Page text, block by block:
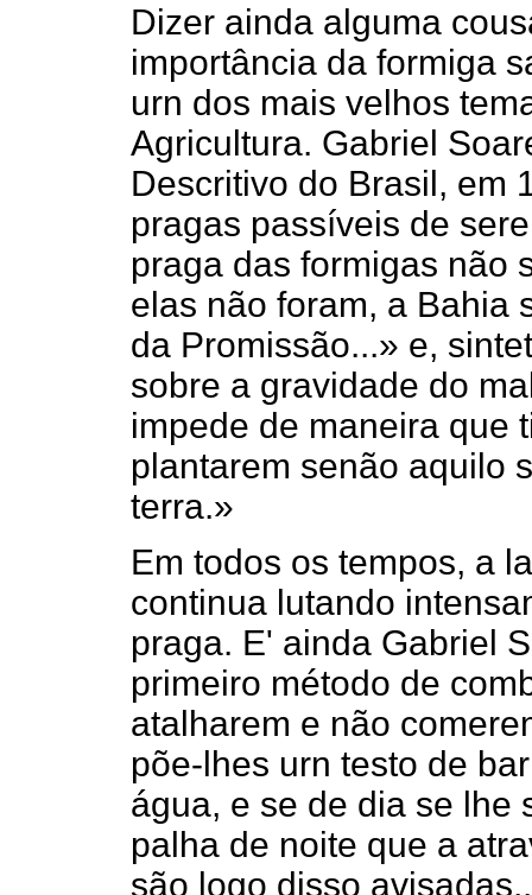
Dizer ainda alguma
importância da formiga
urn dos mais velhos
Agricultura. Gabriel
Descritivo do Brasil, em
pragas passíveis de
praga das formigas não
elas não foram, a Bahia
da Promissão...» e,
sobre a gravidade do
impede de maneira que
plantarem senão aquilo
terra.»
Em todos os tempos, a
continua lutando
praga. E' ainda Gabriel
primeiro método de
atalharem e não
põe-lhes urn testo de
água, e se de dia se lhe
palha de noite que a
são logo disso